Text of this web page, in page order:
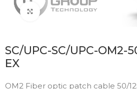
Click to enlarge
SC/UPC-SC/UPC-OM2-
EX
OM2 Fiber optic patch cable 50/